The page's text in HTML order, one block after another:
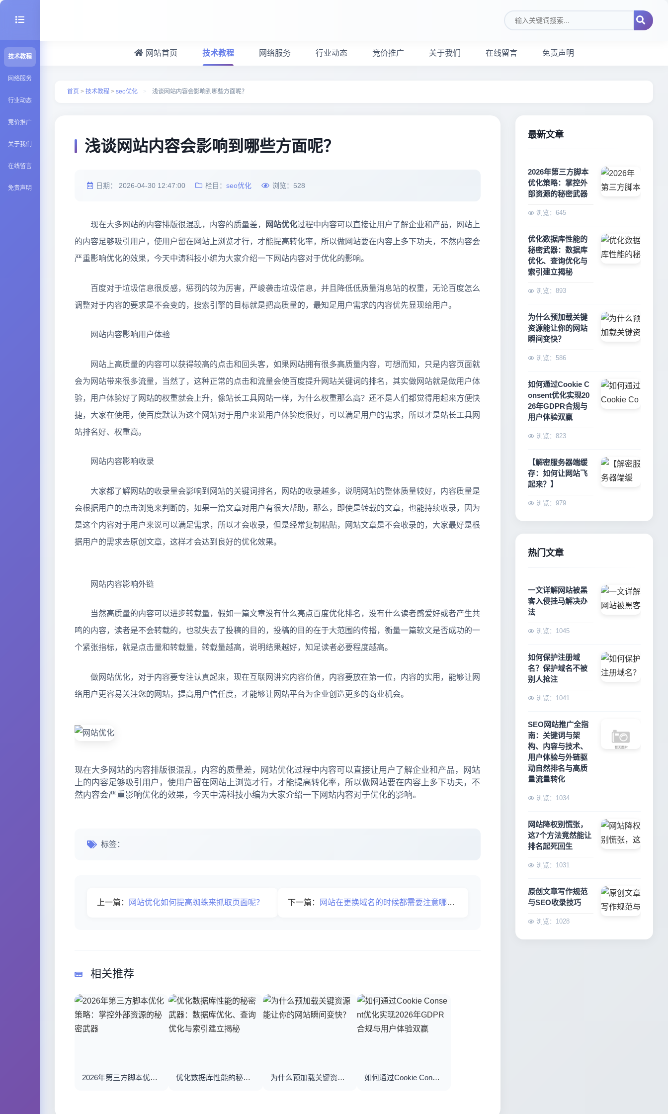
技术教程
seo优化
网络服务
行业动态
竞价推广
关于我们
在线留言
免责声明
搜索关键词
网站首页 技术教程 网络服务 行业动态 竞价推广 关于我们 在线留言 免责声明
首页 > 技术教程 > seo优化 > 浅谈网站内容会影响到哪些方面呢？
浅谈网站内容会影响到哪些方面呢？
日期： 2026-04-30 12:47:00 栏目： seo优化 浏览： 528
现在大多网站的内容排版很混乱，内容的质量差， 网站优化过程中内容可以直接让用户了解企业和产品，网站上
的内容足够吸引用户，使用户留在网站上浏览才行，才能提高转化率，所以做网站要在内容上多下功夫，不然内容会
严重影响优化的效果，今天中涛科技小编为大家介绍一下网站内容对于优化的影响。
百度对于垃圾信息很反感，惩罚的较为厉害，严峻袭击垃圾信息，并且降低低质量消息站的权重，无论百度怎么
调整对于内容的要求是不会变的，搜索引擎的目标就是把高质量的，最知足用户需求的内容优先显现给用户。
网站内容影响用户体验
网站上高质量的内容可以获得较高的点击和回头客，如果网站拥有很多高质量内容，可想而知，只是内容页面就
会为网站带来很多流量，当然了，这种正常的点击和流量会使百度提升网站关键词的排名，其实做网站就是做用户体
验，用户体验好了网站的权重就会上升，像站长工具网站一样，为什么权重那么高？还不是人们都觉得用起来方便快
捷，大家在使用，使百度默认为这个网站对于用户来说用户体验度很好，可以满足用户的需求，所以才是站长工具网
站排名好、权重高。
网站内容影响收录
大家都了解网站的收录量会影响到网站的关键词排名，网站的收录越多，说明网站的整体质量较好，内容质量是
会根据用户的点击浏览来判断的，如果一篇文章对用户有很大帮助，那么，即使是转载的文章，也能持续收录，因为
是这个内容对于用户来说可以满足需求，所以才会收录，但是经常复制粘贴，网站文章是不会收录的，大家最好是根
据用户的需求去原创文章，这样才会达到良好的优化效果。
网站内容影响外链
当然高质量的内容可以进步转载量，假如一篇文章没有什么亮点百度优化排名，没有什么读者感爱好或者产生共
鸣的内容，读者是不会转载的，也就失去了投稿的目的，投稿的目的在于大范围的传播，衡量一篇软文是否成功的一
个紧张指标，就是点击量和转载量，转载量越高，说明结果越好，知足读者必要程度越高。
做网站优化，对于内容要专注认真起来，现在互联网讲究内容价值，内容要放在第一位，内容的实用，能够让网
络用户更容易关注您的网站，提高用户信任度，才能够让网站平台为企业创造更多的商业机会。
现在大多网站的内容排版很混乱，内容的质量差，网站优化过程中内容可以直接让用户了解企业和产品，网站
上的内容足够吸引用户，使用户留在网站上浏览才行，才能提高转化率，所以做网站要在内容上多下功夫，不
然内容会严重影响优化的效果，今天中涛科技小编为大家介绍一下网站内容对于优化的影响。
标签：
上一篇： 网站优化如何提高蜘蛛来抓取页面呢？ 下一篇： 网站在更换域名的时候都需要注意哪些？
相关推荐
2026年第三方脚本优化策略：掌控外部资源的秘密武器 优化数据库性能的秘密武器：数据库优化、查询优化与索引建立揭秘 为什么预加载关键资源能让你的网站瞬间变快？ 如何通过Cookie Consent优化实现2026年GDPR合规与用户体验双赢
最新文章
2026年第三方脚本
优化策略：掌控外
部资源的秘密武器
浏览：645
优化数据库性能的
秘密武器：数据库
优化、查询优化与
索引建立揭秘
浏览：893
为什么预加载关键
资源能让你的网站
瞬间变快？
浏览：586
如何通过Cookie C
onsent优化实现20
26年GDPR合规与
用户体验双赢
浏览：823
【解密服务器端缓
存：如何让网站飞
起来？】
浏览：979
热门文章
一文详解网站被黑
客入侵挂马解决办
法
浏览：1045
如何保护注册域
名？保护域名不被
别人抢注
浏览：1041
SEO网站推广全指
南：关键词与架
构、内容与技术、
用户体验与外链驱
动自然排名与高质
量流量转化
浏览：1034
网站降权别慌张，
这7个方法竟然能让
排名起死回生
浏览：1031
原创文章写作规范
与SEO收录技巧
浏览：1028